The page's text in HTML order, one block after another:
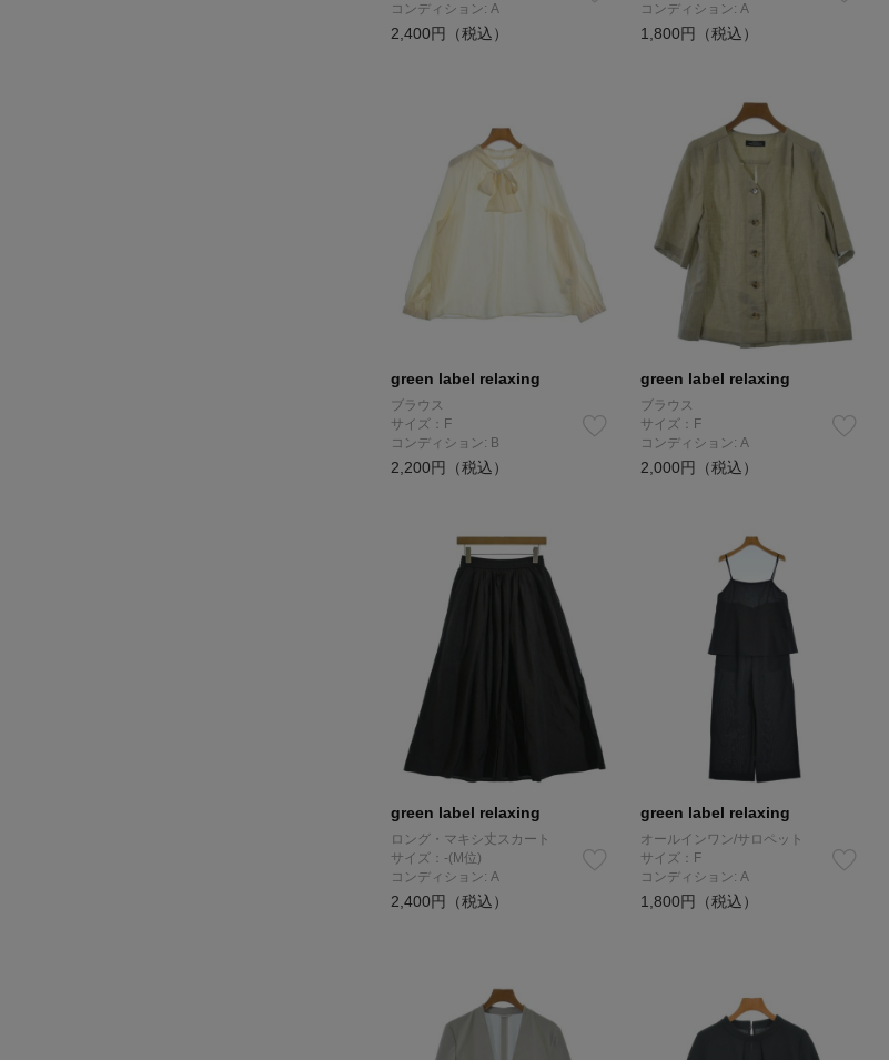
コンディション: A
2,400円（税込）
コンディション: A
1,800円（税込）
green label relaxing
ブラウス
サイズ：F
コンディション: B
2,200円（税込）
green label relaxing
ブラウス
サイズ：F
コンディション: A
2,000円（税込）
green label relaxing
ロング・マキシ丈スカート
サイズ：-(M位)
コンディション: A
2,400円（税込）
green label relaxing
オールインワン/サロペット
サイズ：F
コンディション: A
1,800円（税込）